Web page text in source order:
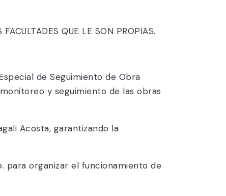
QUE LE SON PROPIAS.
de Seguimiento de Obra
y seguimiento de las obras
Acosta, garantizando la
para organizar el funcionamiento de